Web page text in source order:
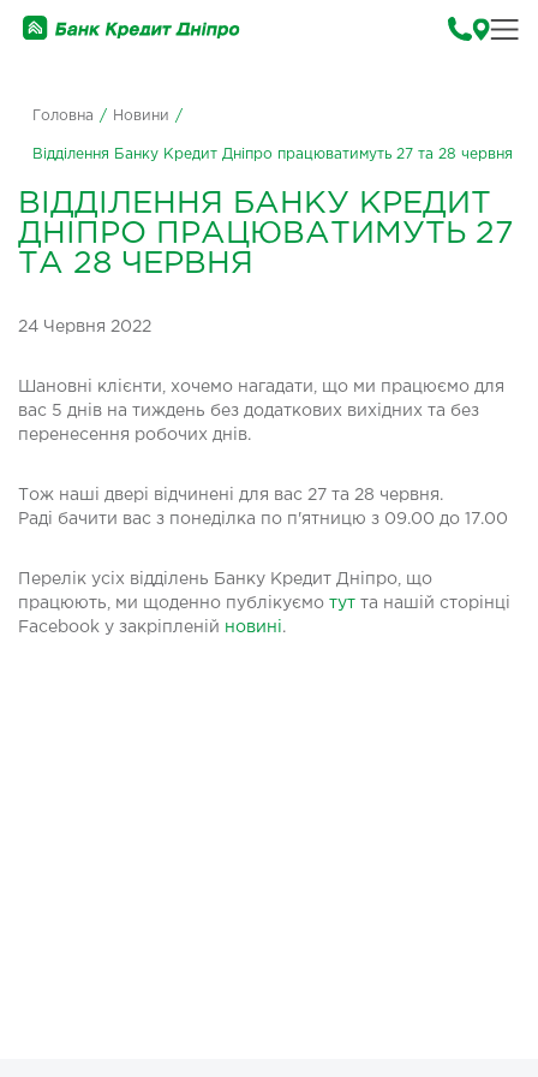
Головна / Новини /
Відділення Банку Кредит Дніпро працюватимуть 27 та 28 червня
ВІДДІЛЕННЯ БАНКУ КРЕДИТ
ДНІПРО ПРАЦЮВАТИМУТЬ 27
ТА 28 ЧЕРВНЯ
24 Червня 2022
Шановні клієнти, хочемо нагадати, що ми працюємо для
вас 5 днів на тиждень без додаткових вихідних та без
перенесення робочих днів.
Тож наші двері відчинені для вас 27 та 28 червня.
Раді бачити вас з понеділка по п'ятницю з 09.00 до 17.00
Перелік усіх відділень Банку Кредит Дніпро, що
працюють, ми щоденно публікуємо тут та нашій сторінці
Facebook у закріпленій новині.